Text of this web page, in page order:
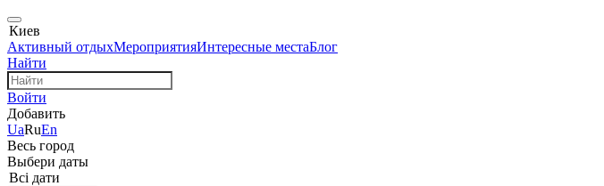
Киев
Активный отдыхМероприятияИнтересные местаБлог
Найти
Войти
Добавить
UaRuEn
Весь город
Выбери даты
Всі дати